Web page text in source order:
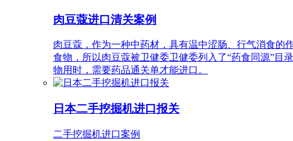
肉豆蔻进口清关案例
肉豆蔻，作为一种中药材，具有温中涩肠、行气消食的
食物，所以肉豆蔻被卫健委卫健委列入了“药食同源”目
物用时，需要药品通关单才能进口。
日本二手挖掘机进口报关
二手挖掘机进口案例